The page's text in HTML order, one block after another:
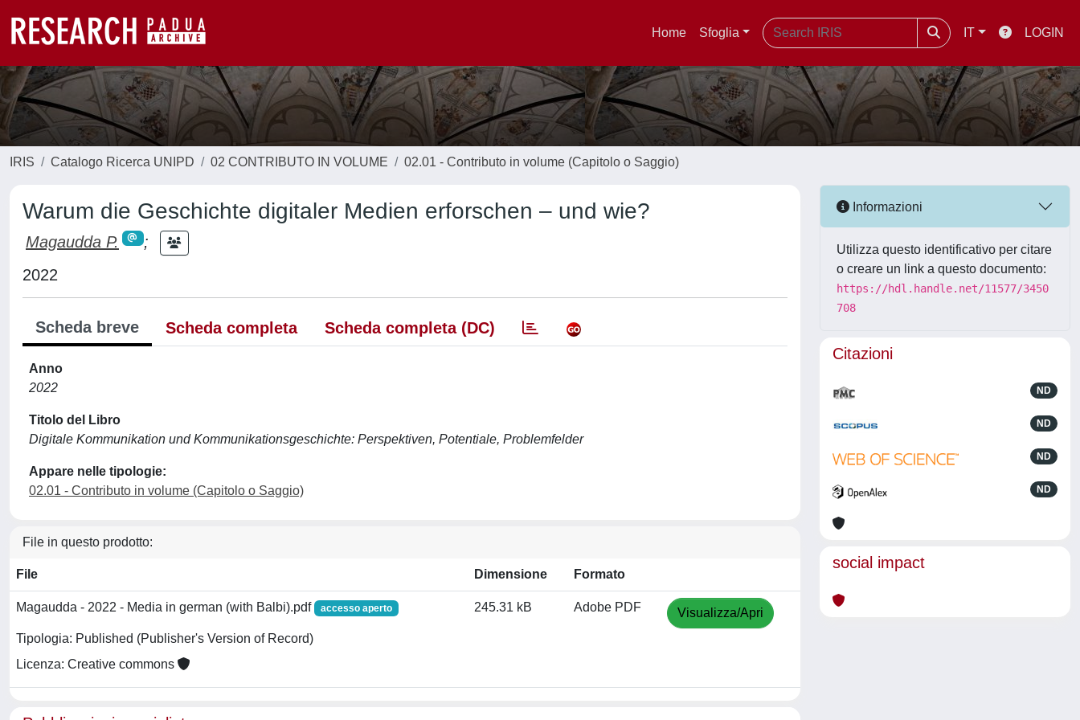
Home Sfoglia IT LOGIN
IRIS Catalogo Ricerca UNIPD 02 CONTRIBUTO IN VOLUME 02.01 - Contributo in volume (Capitolo o Saggio)
Warum die Geschichte digitaler Medien erforschen – und wie?
Magaudda P.
;
2022
Scheda breve Scheda completa Scheda completa (DC)
Anno
2022
Titolo del Libro
Digitale Kommunikation und Kommunikationsgeschichte: Perspektiven, Potentiale, Problemfelder
Appare nelle tipologie:
02.01 - Contributo in volume (Capitolo o Saggio)
File in questo prodotto:
File Dimensione Formato
Magaudda - 2022 - Media in german (with Balbi).pdf accesso aperto
Tipologia: Published (Publisher's Version of Record)
Licenza: Creative commons
245.31 kB Adobe PDF Visualizza/Apri
Informazioni
Utilizza questo identificativo per citare
o creare un link a questo documento:
https://hdl.handle.net/11577/3450
708
Citazioni
ND
ND
ND
ND
social impact